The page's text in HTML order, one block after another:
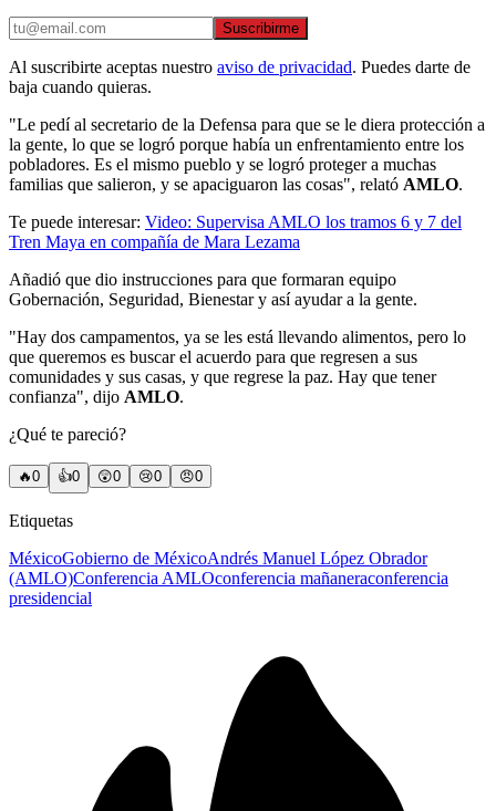
Suscribirme
Al suscribirte aceptas nuestro aviso de privacidad. Puedes darte de
baja cuando quieras.
"Le pedí al secretario de la Defensa para que se le diera protección a
la gente, lo que se logró porque había un enfrentamiento entre los
pobladores. Es el mismo pueblo y se logró proteger a muchas
familias que salieron, y se apaciguaron las cosas", relató AMLO.
Te puede interesar: Video: Supervisa AMLO los tramos 6 y 7 del
Tren Maya en compañía de Mara Lezama
Añadió que dio instrucciones para que formaran equipo
Gobernación, Seguridad, Bienestar y así ayudar a la gente.
"Hay dos campamentos, ya se les está llevando alimentos, pero lo
que queremos es buscar el acuerdo para que regresen a sus
comunidades y sus casas, y que regrese la paz. Hay que tener
confianza", dijo AMLO.
¿Qué te pareció?
🔥0 👍0 😲0 😢0 😠0
Etiquetas
MéxicoGobierno de MéxicoAndrés Manuel López Obrador
(AMLO)Conferencia AMLOconferencia mañaneraconferencia
presidencial